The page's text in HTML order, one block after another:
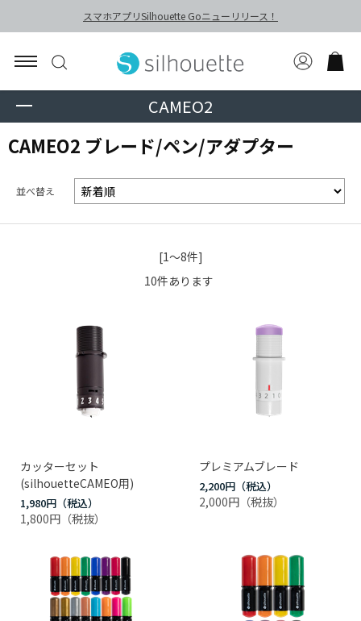
スマホアプリSilhouette Goニューリリース！
CAMEO2
CAMEO2 ブレード/ペン/アダプター
並べ替え
[1～8件]
10件あります
カッターセット
(silhouetteCAMEO用)
1,980円
1,800円
プレミアムブレード
2,200円
2,000円